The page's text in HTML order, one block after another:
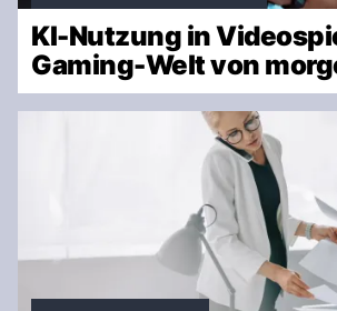
KI-Nutzung in
Gaming-Welt von